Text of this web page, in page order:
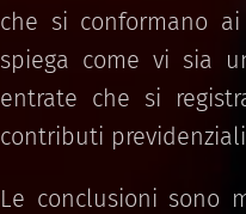
che si conformano
spiega come vi sia
entrate che si
contributi
Le conclusioni sono